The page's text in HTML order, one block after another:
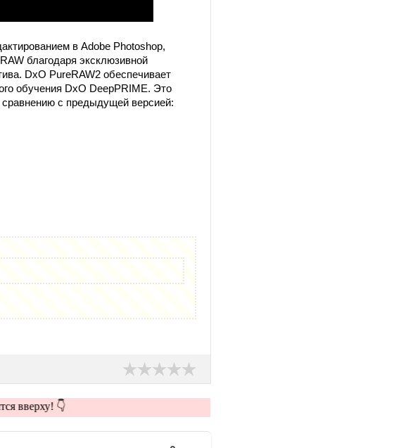
в Adobe Photoshop,
благодаря эксклюзивной
DxO PureRAW2 обеспечивает
обучения DxO DeepPRIME. Это
с предыдущей версией:
вверху! 👇